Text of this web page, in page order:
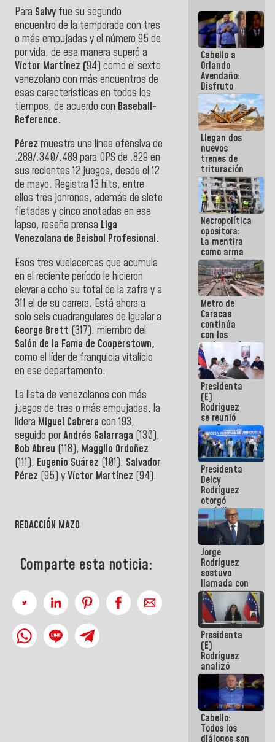
Para Salvyfue su segundo
encuentro de la temporada con tres
o más empujadas y el número 95 de
por vida, de esa manera superó a
Víctor Martínez (94) como el sexto
venezolano con más encuentros de
esas características en todos los
tiempos, de acuerdo con Baseball-
Reference.
Pérez muestra una línea ofensiva de
.289/.340/.489 para OPS de .829 en
sus recientes 12 juegos, desde el 12
de mayo. Registra 13 hits, entre
ellos tres jonrones, además de siete
fletadas y cinco anotadas en ese
lapso, reseña prensa Liga
Venezolana de Beisbol Profesional.
Esos tres vuelacercas que acumula
en el reciente período le hicieron
elevar a ocho su total de la zafra y a
311 el de su carrera. Está ahora a
solo seis cuadrangulares de igualar a
George Brett (317), miembro del
Salón de la Fama de Cooperstown,
como el líder de franquicia vitalicio
en ese departamento.
La lista de venezolanos con más
juegos de tres o más empujadas, la
lidera Miguel Cabrera con 193,
seguido porAndrés Galarraga (130),
Bob Abreu (118), Magglio Ordoñez
(111), Eugenio Suárez (101), Salvador
Pérez (95) yVíctor Martínez (94).
REDACCIÓN MAZO
Comparte esta noticia:
Cabello a
Orlando
Avendaño:
Disfruto
cada vez
que escribes
porque lo
que haces
es
embarrarla
Llegan dos
nuevos
trenes de
trituración
para
optimizar
manejo de
escombros
en La Guaira
Necropolítica
opositora:
La mentira
como arma
contra el
Pueblo
Metro de
Caracas
continúa
con los
trabajos de
mantenimiento
e inspección
en la Línea 2
Presidenta
(E)
Rodríguez
se reunió
con Estado
Mayor
Eléctrico
para
abordar
planes de
acción
Presidenta
Delcy
Rodríguez
otorgó
medalla
"Héroe de
Venezuela"
a servidores
públicos
Jorge
Rodríguez
sostuvo
llamada con
Dinorah
Figuera y
acuerdan
primer
encuentro
presencial
para el
diálogo
Presidenta
(E)
Rodríguez
analizó
junto a
gobernadores
planes de
recuperación
del Sistema
Eléctrico
Cabello:
Todos los
diálogos son